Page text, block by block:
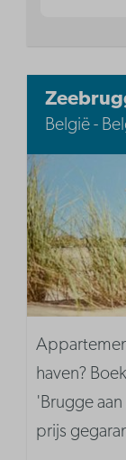
België -
haven?
'Brugge
prijs